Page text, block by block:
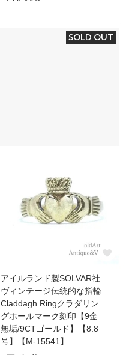
SOLD OUT
アイルランド製SOLVAR社
ヴィンテージ伝統的な指輪
Claddagh Ringクラダリン
グホールマーク刻印【9金
無垢/9CTゴールド】【8.8
号】【M-15541】